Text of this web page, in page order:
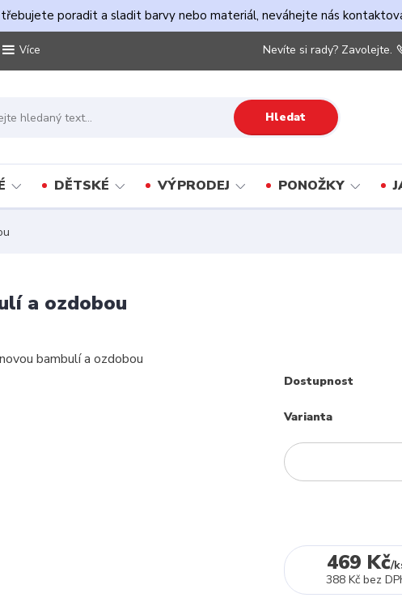
poradit a sladit barvy nebo materiál, neváhejte nás
Více
Hledat
Nevíte si rady? Zavolejte.
DĚTSKÉ VÝPRODEJ PONOŽKY
a ozdobou
Dostupnost
Varianta
469 Kč/
388 Kč bez